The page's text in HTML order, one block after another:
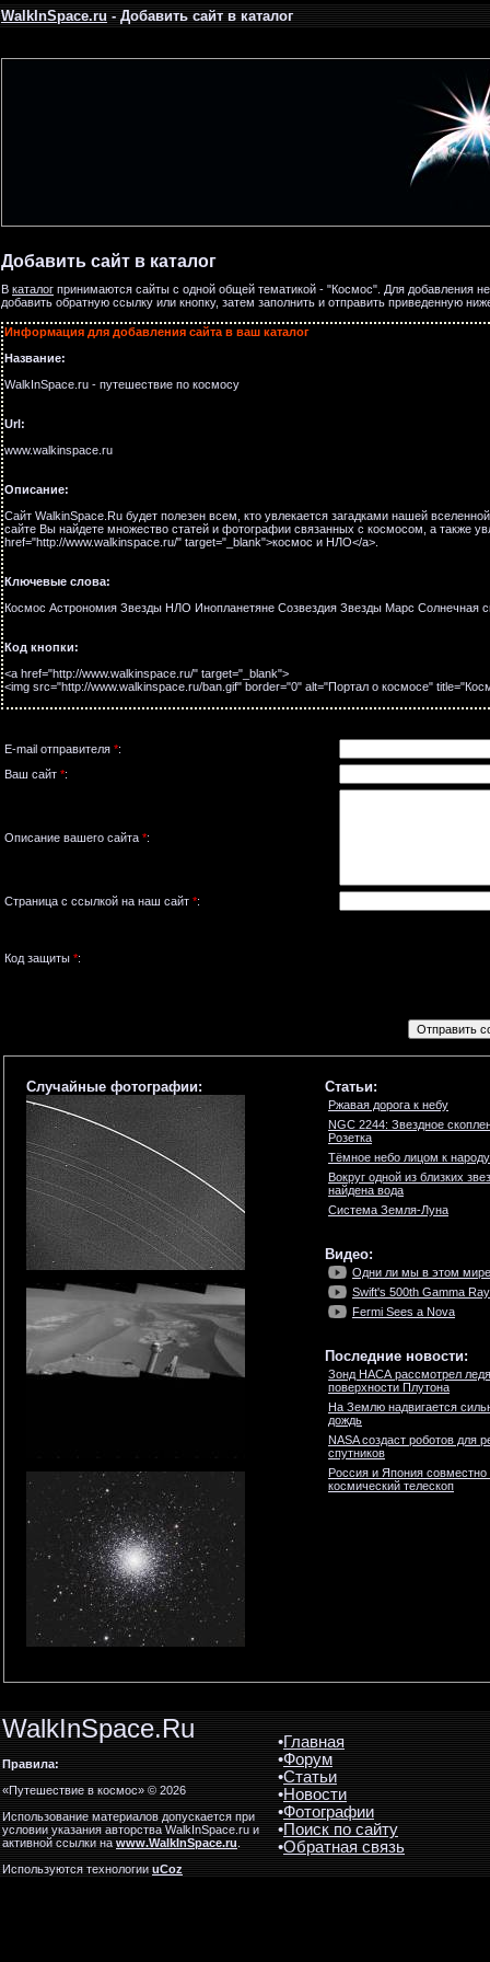
WalkInSpace.ru- Добавить сайт в каталог
Добавить сайт в каталог
В каталог принимаются сайты с одной общей тематикой - "Космос". Для добавления
добавить обратную ссылку или кнопку, затем заполнить и отправить приведенную
Информация для добавления сайта в ваш каталог
Название:
WalkInSpace.ru - путешествие по космосу
Url:
www.walkinspace.ru
Описание:
Сайт WalkinSpace.Ru будет полезен всем, кто увлекается загадками нашей
сайте Вы найдете множество статей и фотографии связанных с космосом, а также
href="http://www.walkinspace.ru/" target="_blank">космос и НЛО</a>.
Ключевые слова:
Космос Астрономия Звезды НЛО Инопланетяне Созвездия Звезды Марс Солнечная
Код кнопки:
<a href="http://www.walkinspace.ru/" target="_blank">
<img src="http://www.walkinspace.ru/ban.gif" border="0" alt="Портал о космосе"
E-mail отправителя *:
Ваш сайт *:
Описание вашего сайта *:
Страница с ссылкой на наш сайт *:
Код защиты *:
Случайные фотографии: Статьи:
Ржавая дорога к небу
NGC 2244: Звездное
Розетка
Тёмное небо лицом к народу
Вокруг одной из близких
найдена вода
Система Земля-Луна
Видео:
Одни ли мы в этом
Swift's 500th Gamma
Fermi Sees a Nova
Последние новости:
Зонд НАСА рассмотрел
поверхности Плутона
На Землю надвигается
дождь
NASA создаст роботов для
спутников
Россия и Япония совместно
космический телескоп
WalkInSpace.Ru
Правила:
«Путешествие в космос» © 2026
Использование материалов допускается при
условии указания авторства WalkInSpace.ru и
активной ссылки наwww.WalkInSpace.ru.
Используются технологииuCoz
•Главная
•Форум
•Статьи
•Новости
•Фотографии
•Поиск по сайту
•Обратная связь